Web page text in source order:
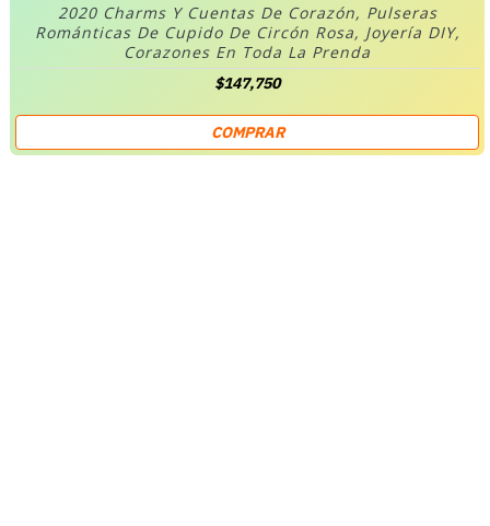
2020 Charms Y Cuentas De Corazón, Pulseras
Románticas De Cupido De Circón Rosa, Joyería DIY,
Corazones En Toda La Prenda
$147,750
COMPRAR